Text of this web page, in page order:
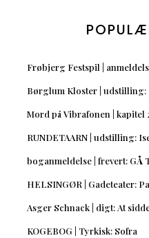
Frøbjerg Festspil |
Børglum Kloster | udstilling:
Mord på Vibrafonen | kapitel
RUNDETAARN | udstilling:
boganmeldelse | frevert: GÅ
HELSINGØR | Gadeteater:
Asger Schnack | digt: At
KOGEBOG | Tyrkisk: Sofra